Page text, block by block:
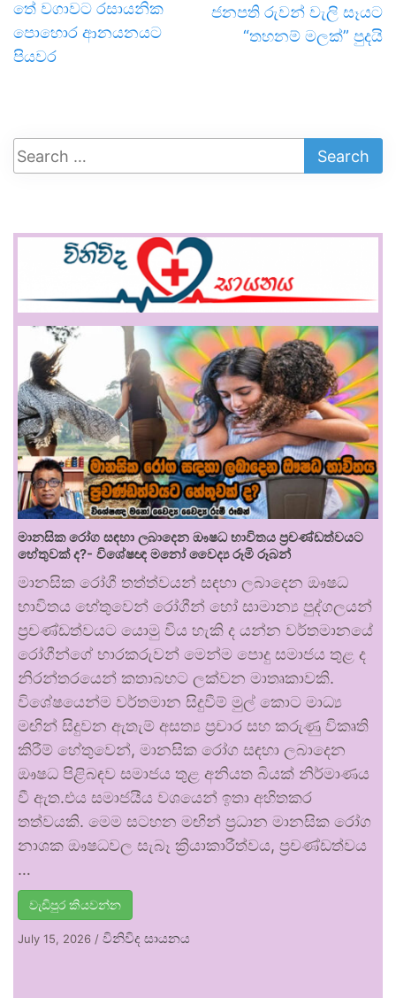
තේ වගාවට රසායනික
පොහොර ආනයනයට
පියවර
ජනපති රුවන් වැලි සෑයට
“තහනම් මලක්” පුදයි
මානසික රෝග සඳහා ලබාදෙන ඖෂධ භාවිතය ප්‍රචණ්ඩත්වයට
හේතුවක් ද?- විශේෂඥ මනෝ වෛද්‍ය රූමි රූබන්
මානසික රෝගී තත්ත්වයන් සඳහා ලබාදෙන ඖෂධ
භාවිතය හේතුවෙන් රෝගීන් හෝ සාමාන්‍ය පුද්ගලයන්
ප්‍රචණ්ඩත්වයට යොමු විය හැකි ද යන්න වර්තමානයේ
රෝගීන්ගේ භාරකරුවන් මෙන්ම පොදු සමාජය තුළ ද
නිරන්තරයෙන් කතාබහට ලක්වන මාතෘකාවකි.
විශේෂයෙන්ම වර්තමාන සිදුවීම් මුල් කොට මාධ්‍ය
මඟින් සිදුවන ඇතැම් අසත්‍ය ප්‍රචාර සහ කරුණු විකෘති
කිරීම් හේතුවෙන්, මානසික රෝග සඳහා ලබාදෙන
ඖෂධ පිළිබඳව සමාජය තුළ අනියත බියක් නිර්මාණය
වී ඇත.එය සමාජයීය වශයෙන් ඉතා අහිතකර
තත්වයකි. මෙම සටහන මඟින් ප්‍රධාන මානසික රෝග
නාශක ඖෂධවල සැබෑ ක්‍රියාකාරීත්වය, ප්‍රචණ්ඩත්වය
…
වැඩිපුර කියවන්න
July 15, 2026 / විනිවිද සායනය